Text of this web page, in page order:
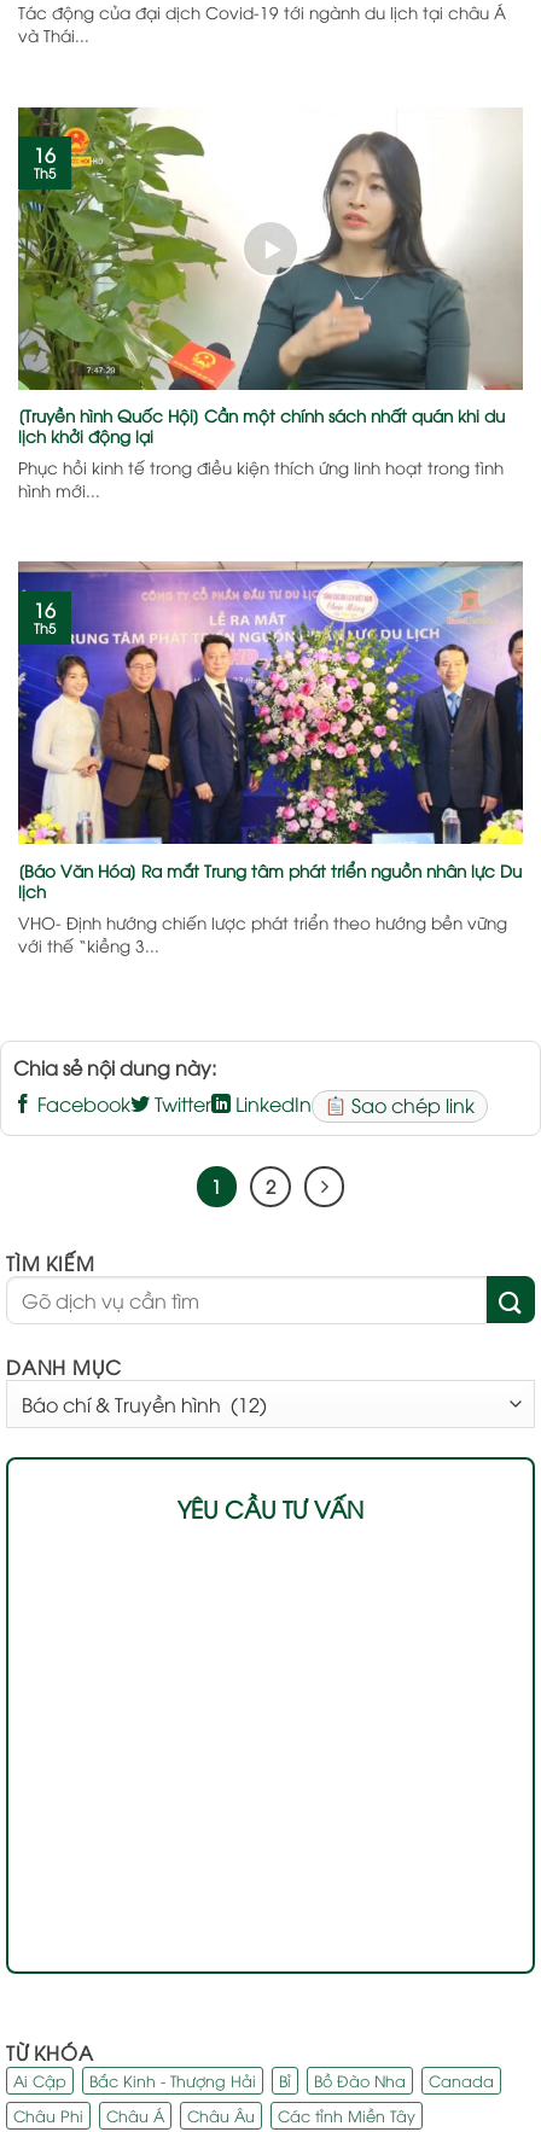
Tác động của đại dịch Covid-19 tới ngành du lịch tại châu Á
và Thái...
[Truyền hình Quốc Hội] Cần một chính sách nhất quán khi du
lịch khởi động lại
Phục hồi kinh tế trong điều kiện thích ứng linh hoạt trong tình
hình mới...
16
Th5
[Báo Văn Hóa] Ra mắt Trung tâm phát triển nguồn nhân lực Du
lịch
VHO- Định hướng chiến lược phát triển theo hướng bền vững
với thế “kiềng 3...
16
Th5
Chia sẻ nội dung này:
Facebook
Twitter LinkedIn Sao chép link
1 2
TÌM KIẾM
DANH MỤC
MỤC
YÊU CẦU TƯ VẤN
TỪ KHÓA
Ai Cập Bắc Kinh - Thượng Hải Bỉ Bồ Đào Nha
Canada
Châu Phi
Châu Á Châu Âu Các tỉnh Miền Tây